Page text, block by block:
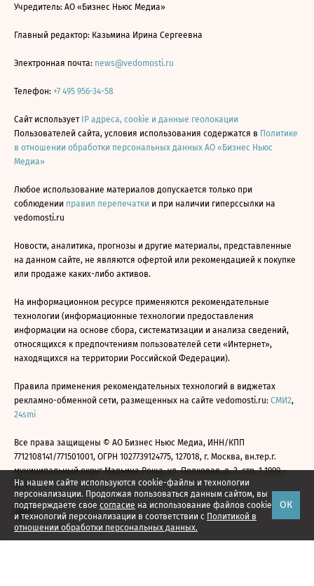
На нашем сайте используются cookie-файлы и технологии
персонализации. Продолжая пользоваться данным сайтом, вы
подтверждаете свое согласие на использование файлов cookie
и технологий персонализации в соответствии с Политикой в
отношении обработки персональных данных.
ОК
Учредитель: АО «Бизнес Ньюс Медиа»
Главный редактор: Казьмина Ирина Сергеевна
Электронная почта: news@vedomosti.ru
Телефон: +7 495 956-34-58
Сайт использует IP адреса, cookie и данные геолокации
Пользователей сайта, условия использования содержатся в Политике
в отношении обработки персональных данных АО «Бизнес Ньюс
Медиа»
Любое использование материалов допускается только при
соблюдении правил перепечатки и при наличии гиперссылки на
vedomosti.ru
Новости, аналитика, прогнозы и другие материалы, представленные
на данном сайте, не являются офертой или рекомендацией к покупке
или продаже каких-либо активов.
На информационном ресурсе применяются рекомендательные
технологии (информационные технологии предоставления
информации на основе сбора, систематизации и анализа сведений,
относящихся к предпочтениям пользователей сети «Интернет»,
находящихся на территории Российской Федерации).
Правила применения рекомендательных технологий в виджетах
рекламно-обменной сети, размещенных на сайте vedomosti.ru: СМИ2,
24smi
Все права защищены © АО Бизнес Ньюс Медиа, ИНН/КПП
7712108141/771501001, ОГРН 1027739124775, 127018, г. Москва, вн.тер.г.
муниципальный округ Марьина Роща, ул. Полковая, д. 3, стр. 1 1999—
2026